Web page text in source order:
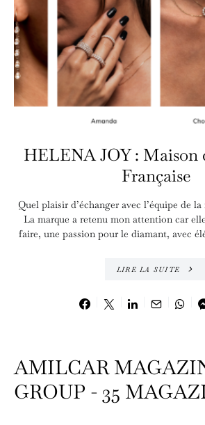
HELENA JOY : Maison
Française
Quel plaisir d’échanger avec l’équipe de
La marque a retenu mon attention car
faire, une passion pour le diamant, avec
LIRE LA SUITE
AMILCAR
GROUP - 35